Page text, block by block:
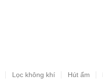
Lọc không khí Hút ẩm